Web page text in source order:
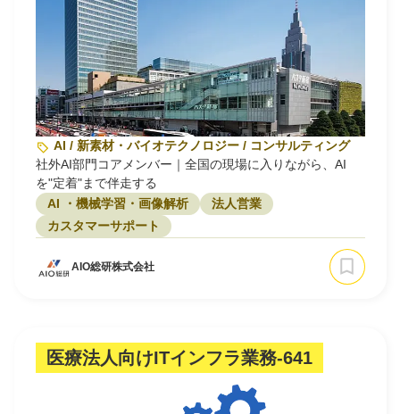
AI / 新素材・バイオテクノロジー / コンサルティング
社外AI部門コアメンバー｜全国の現場に入りながら、AI
を"定着"まで伴走する
AI ・機械学習・画像解析
法人営業
カスタマーサポート
AIO総研株式会社
医療法人向けITインフラ業務‐641